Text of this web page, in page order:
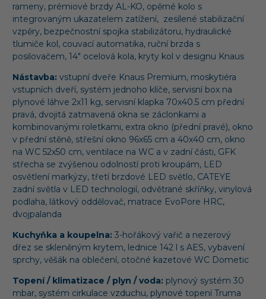
rameny, prémiové brzdy AL-KO, opěrné kolo s
integrovaným ukazatelem zatížení, zesílené stabilizační
vzpěry, bezpečnostní spojka stabilizátoru, hydraulické
tlumiče kol, couvací automatika, ruční brzda s
posilovačem, 14" ocelová kola, kryty kol v designu Knaus
Nástavba: vstupní dveře Knaus Premium, moskytiéra
vstupních dveří, systém jednoho klíče, servisní box na
plynové láhve 2x11 kg, servisní klapka 70x40.5 cm přední
pravá, dvojitá zatmavená okna se záclonkami a
kombinovanými roletkami, extra okno (přední pravé), okno
v přední stěně, střešní okno 96x65 cm a 40x40 cm, okno
na WC 52x50 cm, ventilace na WC a v zadní části, GFK
střecha se zvýšenou odolností proti kroupám, LED
osvětlení markýzy, třetí brzdové LED světlo, CATEYE
zadní světla v LED technologií, odvětrané skříňky, vinylová
podlaha, látkový oddělovač, matrace EvoPore HRC,
dvojpalanda
Kuchyňka a koupelna: 3-hořákový vařič a nezerový
dřez se skleněným krytem, lednice 142 l s AES, vybavení
sprchy, věšák na oblečení, otočné kazetové WC Dometic
Topení / klimatizace / plyn / voda: plynový systém 30
mbar, systém cirkulace vzduchu, plynové topení Truma